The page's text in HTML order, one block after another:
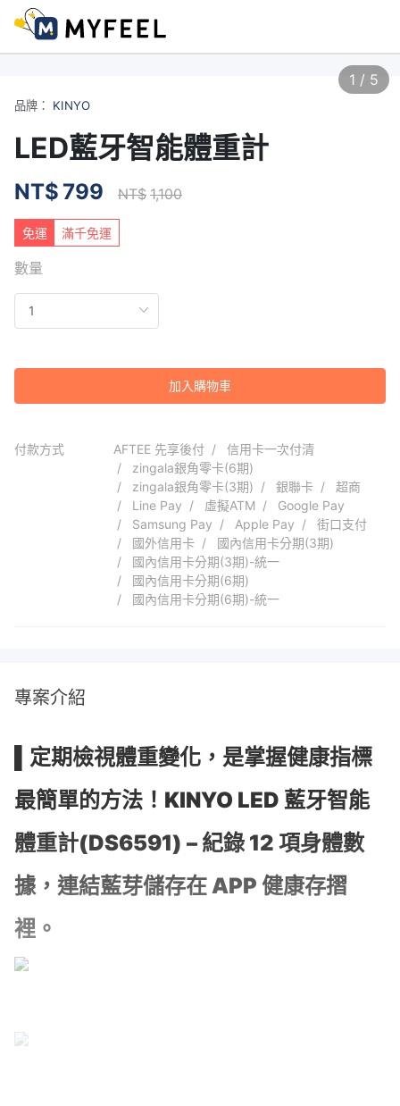
1 / 5
品牌： KINYO
LED藍牙智能體重計
NT$ 799 NT$ 1,100
免運 滿千免運
數量
加入購物車
付款方式 AFTEE 先享後付
信用卡一次付清
zingala銀角零卡(6期)
zingala銀角零卡(3期)
銀聯卡
超商
Line Pay
虛擬ATM
Google Pay
Samsung Pay
Apple Pay
街口支付
國外信用卡
國內信用卡分期(3期)
國內信用卡分期(3期)-統一
國內信用卡分期(6期)
國內信用卡分期(6期)-統一
專案介紹
▌定期檢視體重變化，是掌握健康指標
最簡單的方法！KINYO LED 藍牙智能
體重計(DS6591) – 紀錄 12 項身體數
據，連結藍芽儲存在 APP 健康存摺
裡。